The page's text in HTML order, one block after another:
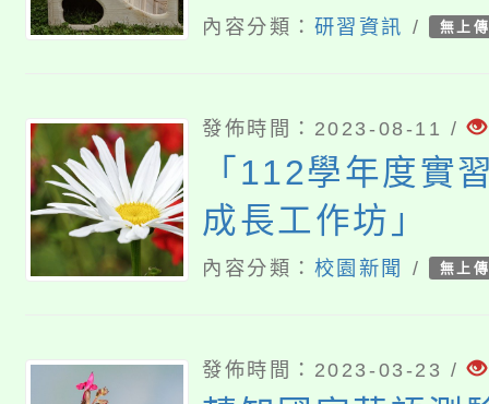
家長特教知能研
理員踴躍報名參
明，請查照
內容分類： 研習資訊 / 無上
發佈時間：2023-08-11 /
「112學年度實
成長工作坊」
內容分類： 校園新聞 / 無上
發佈時間：2023-03-23 /